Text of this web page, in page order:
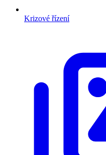
Krizové řízení